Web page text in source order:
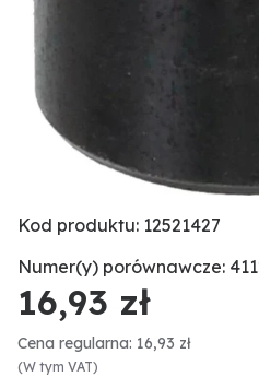
Kod produktu: 12521427
Numer(y) porównawcze:
16,93 zł
Cena regularna: 16,93 zł
(W tym VAT)